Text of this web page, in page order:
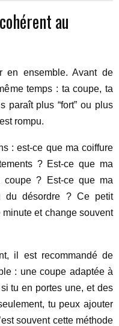
au
en ensemble. Avant de
temps : ta coupe, ta
paraît plus “fort” ou plus
rompu.
: est-ce que ma coiffure
? Est-ce que ma
? Est-ce que ma
du désordre ? Ce petit
et change souvent
il est recommandé de
: une coupe adaptée à
tu en portes une, et des
tu peux ajouter
souvent cette méthode